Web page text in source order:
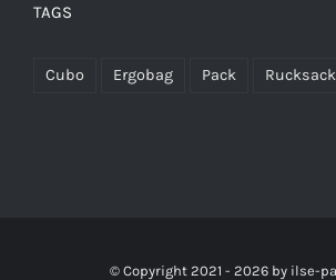
TAGS
Cubo Ergobag Pack Rucksack
© Copyright 2021 - 2026 by ilse-